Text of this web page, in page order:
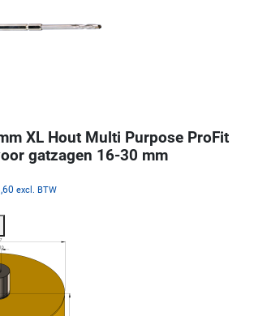
XL Hout Multi Purpose ProFit
gatzagen 16-30 mm
excl. BTW